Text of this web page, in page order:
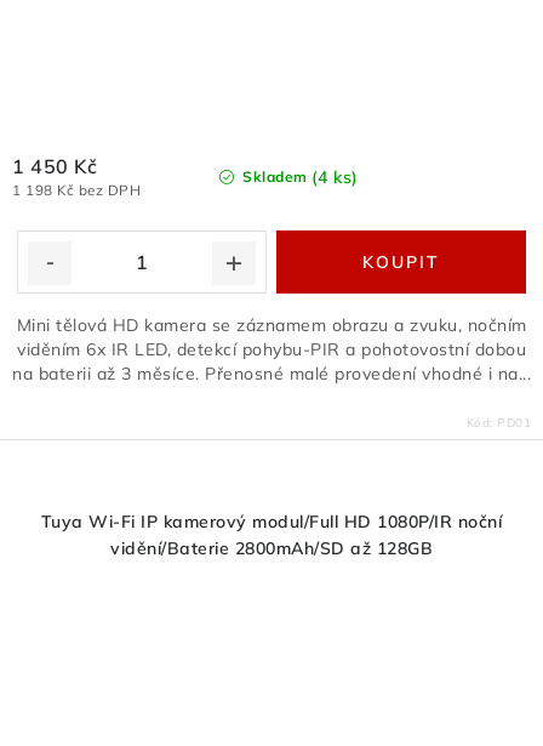
Skladem (4 ks)
1 198 Kč bez DPH
1 450 Kč
Mini tělová HD kamera se záznamem obrazu a zvuku, nočním
viděním 6x IR LED, detekcí pohybu-PIR a pohotovostní dobou
na baterii až 3 měsíce. Přenosné malé provedení vhodné i na...
Kód: PD01
Tuya Wi-Fi IP kamerový modul/Full HD 1080P/IR noční
vidění/Baterie 2800mAh/SD až 128GB